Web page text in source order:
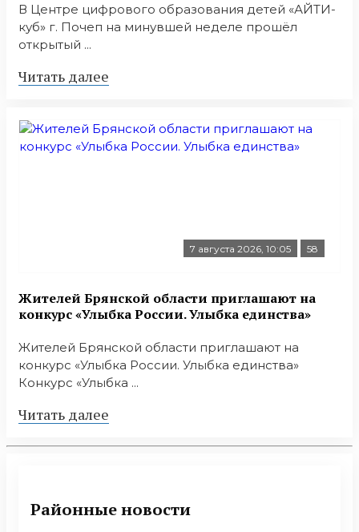
В Центре цифрового образования детей «АЙТИ-
куб» г. Почеп на минувшей неделе прошёл
открытый ...
Читать далее
7 августа 2026, 10:05 58
Жителей Брянской области приглашают на
конкурс «Улыбка России. Улыбка единства»
Жителей Брянской области приглашают на
конкурс «Улыбка России. Улыбка единства»
Конкурс «Улыбка ...
Читать далее
Районные новости